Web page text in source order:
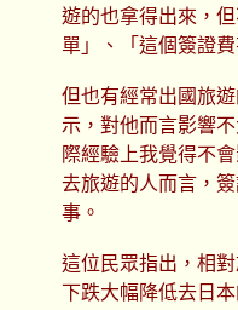
遊的也拿得出來，
單」、「這個簽證
但也有經常出國旅
示，對他而言影響
際經驗上我覺得不
去旅遊的人而言，
事。
這位民眾指出，相
下跌大幅降低去日